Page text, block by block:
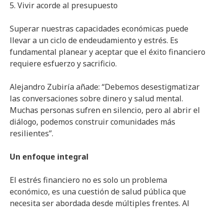
5. Vivir acorde al presupuesto
Superar nuestras capacidades económicas puede
llevar a un ciclo de endeudamiento y estrés. Es
fundamental planear y aceptar que el éxito financiero
requiere esfuerzo y sacrificio.
Alejandro Zubiría añade: “Debemos desestigmatizar
las conversaciones sobre dinero y salud mental.
Muchas personas sufren en silencio, pero al abrir el
diálogo, podemos construir comunidades más
resilientes”.
Un enfoque integral
El estrés financiero no es solo un problema
económico, es una cuestión de salud pública que
necesita ser abordada desde múltiples frentes. Al